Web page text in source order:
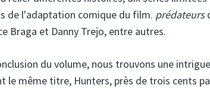
de l'adaptation comique du film. prédateurs
Braga et Danny Trejo, entre autres.
du volume, nous trouvons une
le même titre, Hunters, près de trois cents